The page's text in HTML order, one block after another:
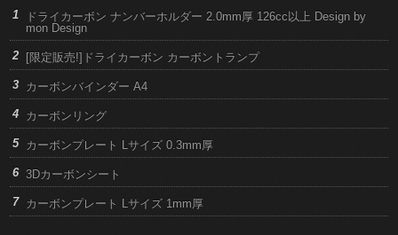
ドライカーボン ナンバーホルダー 2.0mm厚 126cc以上 Design by
mon Design
[限定販売!]ドライカーボン カーボントランプ
カーボンバインダー A4
カーボンリング
カーボンプレート Lサイズ 0.3mm厚
3Dカーボンシート
カーボンプレート Lサイズ 1mm厚